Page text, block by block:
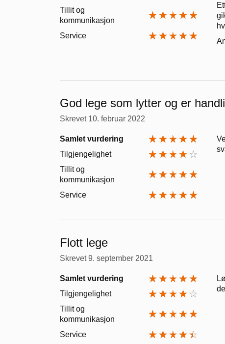
Tillit og
kommunikasjon
Service
God lege som lytter og er
Skrevet 10. februar 2022
Samlet vurdering
Tilgjengelighet
Tillit og
kommunikasjon
Service
Flott lege
Skrevet9. september 2021
Samlet vurdering
Tilgjengelighet
Tillit og
kommunikasjon
Service